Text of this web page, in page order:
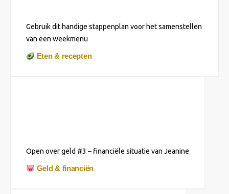
Gebruik dit handige stappenplan voor het samenstellen
van een weekmenu
Eten & recepten
Open over geld #3 – financiële situatie van Jeanine
Geld & financiën